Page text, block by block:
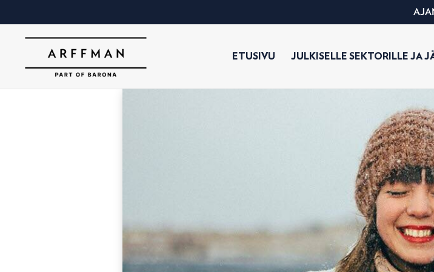
ETUSIVU JULKISELLE SEKTORILLE JA